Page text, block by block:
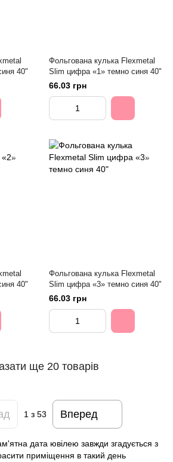
40"
Фольгована кулька Flexmetal
Slim цифра «1» темно синя 40"
66.03 грн
40"
Фольгована кулька Flexmetal
Slim цифра «3» темно синя 40"
66.03 грн
ще 20 товарів
1 з 53 Вперед
дата ювілею завжди згадується з
приміщення в такий день